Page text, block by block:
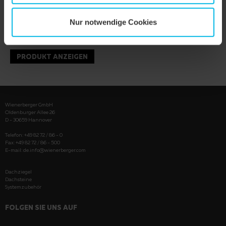
Nur notwendige Cookies
PRODUKT ANZEIGEN
Wienerberger GmbH
Oldenburger Allee 26
D - 30659 Hannover
Telefon: +49 82 72 / 86 - 0
Fax: +49 82 72 / 86 - 500
E-mail: de.info@wienerberger.com
Dachziegel
Dachsteine
Systemzubehör
FOLGEN SIE UNS AUF